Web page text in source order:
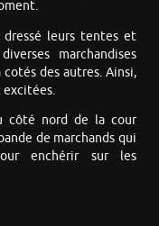
dressé leurs tentes et
marchandises
des autres. Ainsi,
côté nord de la cour
de marchands qui
enchérir sur les